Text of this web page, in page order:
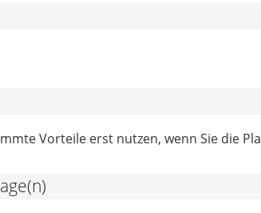
Vorteile erst nutzen, wenn Sie die